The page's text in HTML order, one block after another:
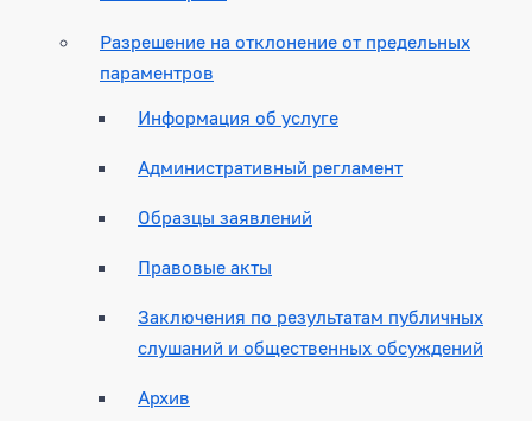
Разрешение на отклонение от предельных
параментров
Информация об услуге
Административный регламент
Образцы заявлений
Правовые акты
Заключения по результатам публичных
слушаний и общественных обсуждений
Архив